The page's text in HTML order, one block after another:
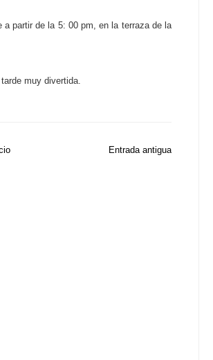
a partir de la 5: 00 pm, en la terraza de la
muy divertida.
Entrada antigua